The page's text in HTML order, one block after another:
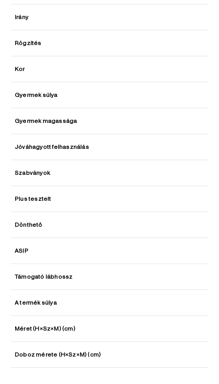
Irány
Rögzítés
Kor
Gyermek súlya
Gyermek magassága
Jóváhagyott felhasználás
Szabványok
Plus tesztelt
Dönthető
ASIP
Támogató lábhossz
A termék súlya
Méret (H×Sz×M) (cm)
Doboz mérete (H×Sz×M) (cm)